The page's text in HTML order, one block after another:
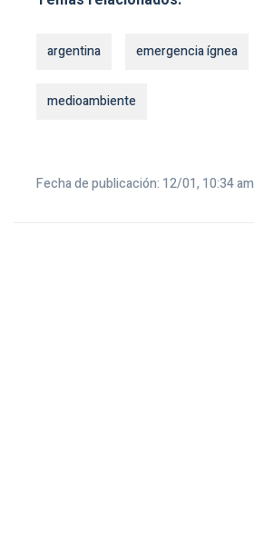
argentina emergencia ígnea
medioambiente
Fecha de publicación: 12/01, 10:34 am